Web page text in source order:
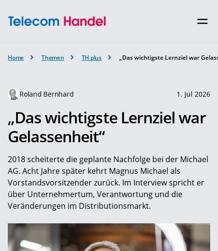
Home Themen TH plus „Das wichtigste Lernziel war
Roland Bernhard 1. Jul 2026
„Das wichtigste Lernziel war
Gelassenheit“
2018 scheiterte die geplante Nachfolge bei der Michael
AG. Acht Jahre später kehrt Magnus Michael als
Vorstandsvorsitzender zurück. Im Interview spricht er
über Unternehmertum, Verantwortung und die
Veränderungen im Distributionsmarkt.